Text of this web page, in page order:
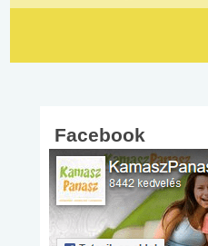
Facebook